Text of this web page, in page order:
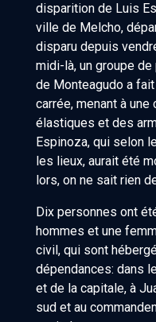
disparition de Luis
ville de Melcho,
disparu depuis
midi-là, un groupe
de Monteagudo a
carrée, menant à
élastiques et des
Espinoza, qui selon
les lieux, aurait été
lors, on ne sait rien
Dix personnes ont
hommes et une
civil, qui sont
dépendances: dans
et de la capitale, à
sud et au